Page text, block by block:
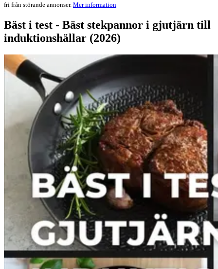
fri från störande annonser. Mer information
Bäst i test - Bäst stekpannor i gjutjärn till
induktionshällar (2026)